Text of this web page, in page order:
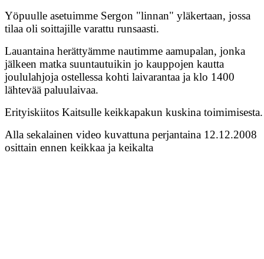
Yöpuulle asetuimme Sergon "linnan" yläkertaan, jossa
tilaa oli soittajille varattu runsaasti.
Lauantaina herättyämme nautimme aamupalan, jonka
jälkeen matka suuntautuikin jo kauppojen kautta
joululahjoja ostellessa kohti laivarantaa ja klo 1400
lähtevää paluulaivaa.
Erityiskiitos Kaitsulle keikkapakun kuskina
Alla sekalainen video kuvattuna perjantaina 12.12.2008
osittain ennen keikkaa ja keikalta